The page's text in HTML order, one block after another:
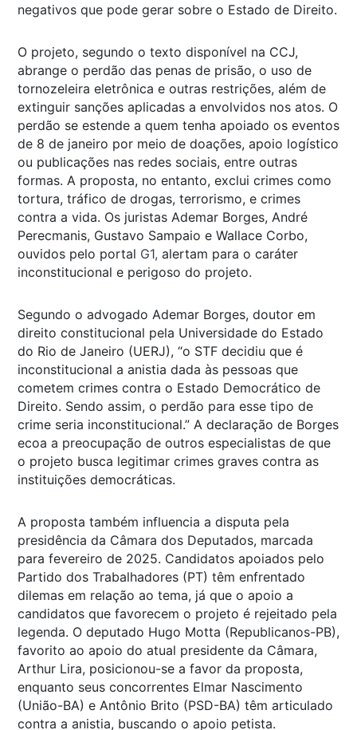
negativos que pode gerar sobre o Estado de Direito.
O projeto, segundo o texto disponível na CCJ,
abrange o perdão das penas de prisão, o uso de
tornozeleira eletrônica e outras restrições, além de
extinguir sanções aplicadas a envolvidos nos atos. O
perdão se estende a quem tenha apoiado os eventos
de 8 de janeiro por meio de doações, apoio logístico
ou publicações nas redes sociais, entre outras
formas. A proposta, no entanto, exclui crimes como
tortura, tráfico de drogas, terrorismo, e crimes
contra a vida. Os juristas Ademar Borges, André
Perecmanis, Gustavo Sampaio e Wallace Corbo,
ouvidos pelo portal G1, alertam para o caráter
inconstitucional e perigoso do projeto.
Segundo o advogado Ademar Borges, doutor em
direito constitucional pela Universidade do Estado
do Rio de Janeiro (UERJ), “o STF decidiu que é
inconstitucional a anistia dada às pessoas que
cometem crimes contra o Estado Democrático de
Direito. Sendo assim, o perdão para esse tipo de
crime seria inconstitucional.” A declaração de Borges
ecoa a preocupação de outros especialistas de que
o projeto busca legitimar crimes graves contra as
instituições democráticas.
A proposta também influencia a disputa pela
presidência da Câmara dos Deputados, marcada
para fevereiro de 2025. Candidatos apoiados pelo
Partido dos Trabalhadores (PT) têm enfrentado
dilemas em relação ao tema, já que o apoio a
candidatos que favorecem o projeto é rejeitado pela
legenda. O deputado Hugo Motta (Republicanos-PB),
favorito ao apoio do atual presidente da Câmara,
Arthur Lira, posicionou-se a favor da proposta,
enquanto seus concorrentes Elmar Nascimento
(União-BA) e Antônio Brito (PSD-BA) têm articulado
contra a anistia, buscando o apoio petista.